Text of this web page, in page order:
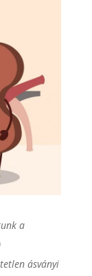
a
ásványi